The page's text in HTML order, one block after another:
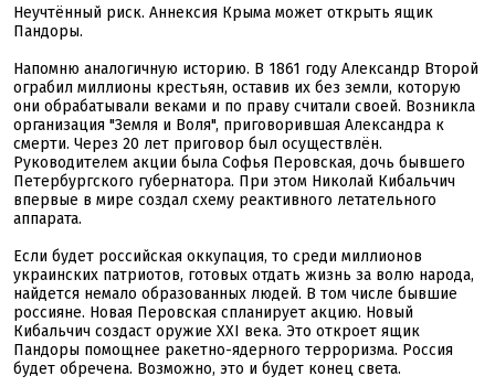
Неучтённый риск. Аннексия Крыма может открыть ящик
Пандоры.
Напомню аналогичную историю. В 1861 году Александр Второй
ограбил миллионы крестьян, оставив их без земли, которую
они обрабатывали веками и по праву считали своей. Возникла
организация "Земля и Воля", приговорившая Александра к
смерти. Через 20 лет приговор был осуществлён.
Руководителем акции была Софья Перовская, дочь бывшего
Петербургского губернатора. При этом Николай Кибальчич
впервые в мире создал схему реактивного летательного
аппарата.
Если будет российская оккупация, то среди миллионов
украинских патриотов, готовых отдать жизнь за волю народа,
найдется немало образованных людей. В том числе бывшие
россияне. Новая Перовская спланирует акцию. Новый
Кибальчич создаст оружие XXI века. Это откроет ящик
Пандоры помощнее ракетно-ядерного терроризма. Россия
будет обречена. Возможно, это и будет конец света.